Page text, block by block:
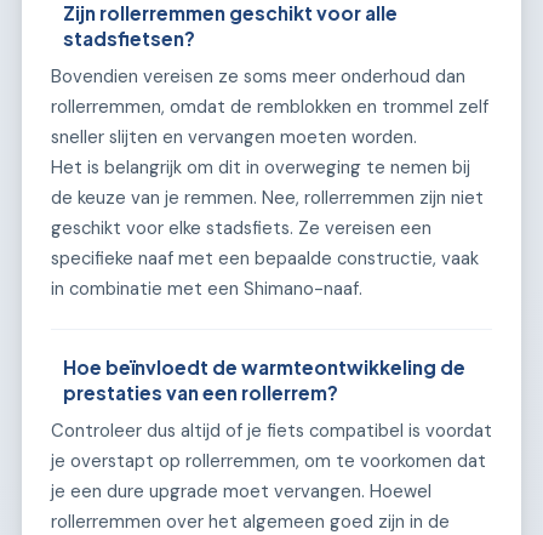
Zijn rollerremmen geschikt voor alle
stadsfietsen?
Bovendien vereisen ze soms meer onderhoud dan
rollerremmen, omdat de remblokken en trommel zelf
sneller slijten en vervangen moeten worden.
Het is belangrijk om dit in overweging te nemen bij
de keuze van je remmen. Nee, rollerremmen zijn niet
geschikt voor elke stadsfiets. Ze vereisen een
specifieke naaf met een bepaalde constructie, vaak
in combinatie met een Shimano-naaf.
Hoe beïnvloedt de warmteontwikkeling de
prestaties van een rollerrem?
Controleer dus altijd of je fiets compatibel is voordat
je overstapt op rollerremmen, om te voorkomen dat
je een dure upgrade moet vervangen. Hoewel
rollerremmen over het algemeen goed zijn in de